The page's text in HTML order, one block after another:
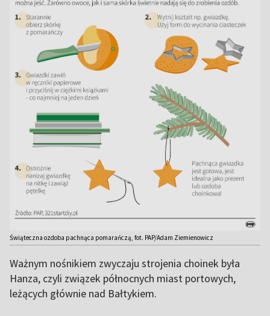
Świąteczna ozdoba pachnąca pomarańczą, fot. PAP/Adam Ziemienowicz
Ważnym nośnikiem zwyczaju strojenia choinek była
Hanza, czyli związek północnych miast portowych,
leżących głównie nad Bałtykiem.